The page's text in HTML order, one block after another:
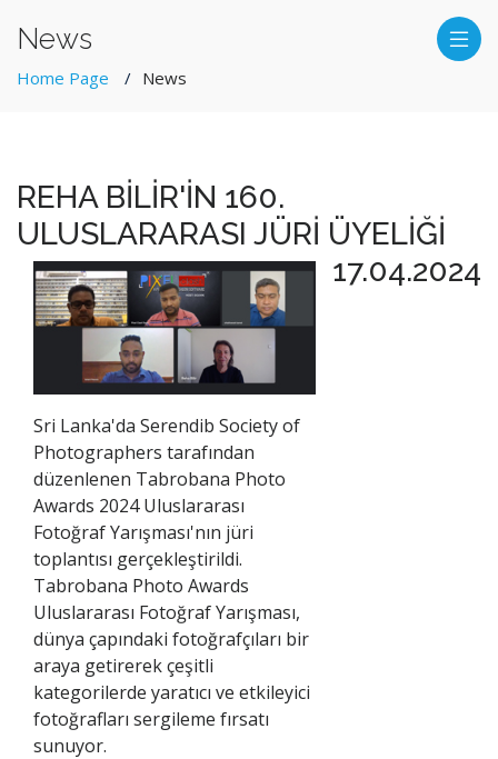
News
Home Page News
REHA BİLİR'İN 160.
ULUSLARARASI JÜRİ ÜYELİĞİ
17.04.2024
Sri Lanka'da Serendib Society of
Photographers tarafından
düzenlenen Tabrobana Photo
Awards 2024 Uluslararası
Fotoğraf Yarışması'nın jüri
toplantısı gerçekleştirildi.
Tabrobana Photo Awards
Uluslararası Fotoğraf Yarışması,
dünya çapındaki fotoğrafçıları bir
araya getirerek çeşitli
kategorilerde yaratıcı ve etkileyici
fotoğrafları sergileme fırsatı
sunuyor.